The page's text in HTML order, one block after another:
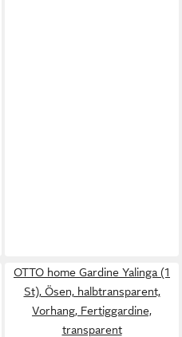
OTTO home Gardine Yalinga (1
St), Ösen, halbtransparent,
Vorhang, Fertiggardine,
transparent